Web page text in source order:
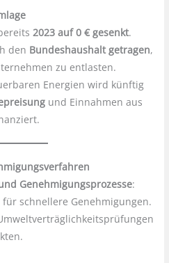
2023 auf 0 € gesenkt.
den Bundeshaushalt getragen,
zu entlasten.
Energien wird künftig
und Einnahmen aus
Genehmigungsprozesse:
schnellere Genehmigungen.